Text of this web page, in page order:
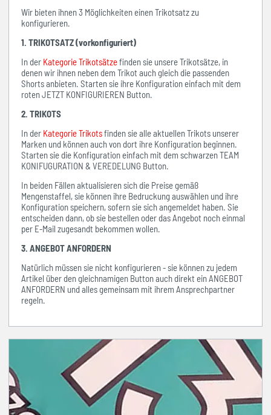
Wir bieten ihnen 3 Möglichkeiten einen Trikotsatz zu
konfigurieren.
1. TRIKOTSATZ (vorkonfiguriert)
In der Kategorie Trikotsätzefinden sie unsere Trikotsätze, in
denen wir ihnen neben dem Trikot auch gleich die passenden
Shorts anbieten. Starten sie ihre Konfiguration einfach mit dem
roten JETZT KONFIGURIEREN Button.
2. TRIKOTS
In der Kategorie Trikotsfinden sie alle aktuellen Trikots unserer
Marken und können auch von dort ihre Konfiguration beginnen.
Starten sie die Konfiguration einfach mit dem schwarzen TEAM
KONIFUGURATION & VEREDELUNG Button.
In beiden Fällen aktualisieren sich die Preise gemäß
Mengenstaffel, sie können ihre Bedruckung auswählen und ihre
Konfiguration speichern, sofern sie sich angemeldet haben. Sie
entscheiden dann, ob sie bestellen oder das Angebot noch einmal
per E-Mail zugesandt bekommen wollen.
3. ANGEBOT ANFORDERN
Natürlich müssen sie nicht konfigurieren - sie können zu jedem
Artikel über den gleichnamigen Button auch direkt ein ANGEBOT
ANFORDERN und alles gemeinsam mit ihrem Ansprechpartner
regeln.